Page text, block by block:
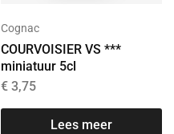
Cognac
COURVOISIER VS ***
miniatuur 5cl
€3,75
Lees meer